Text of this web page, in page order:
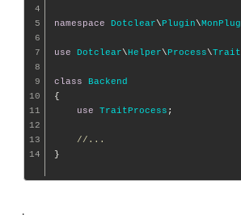
4
5
6
7
8
9
10
11
12
13
14
namespace Dotclear\Plugin\
use Dotclear\Helper\Process\
class
Backend
{
use
TraitProcess ;
//...
.